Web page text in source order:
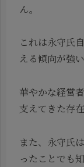
ん。
これは永守氏
える傾向が強
華やかな経営
支えてきた存
また、永守氏
ったことでも